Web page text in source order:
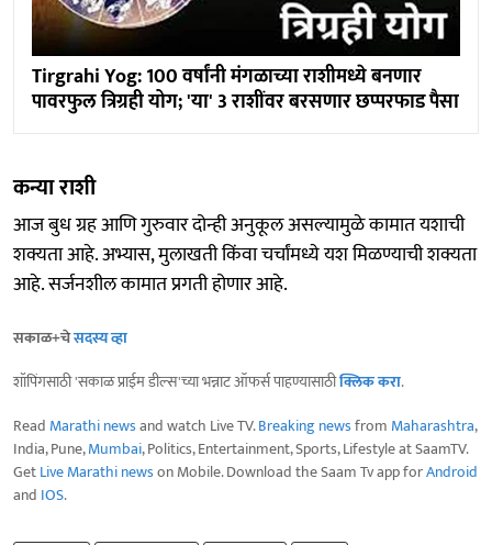
Tirgrahi Yog: 100 वर्षांनी मंगळाच्या राशीमध्ये बनणार
पावरफुल त्रिग्रही योग; 'या' 3 राशींवर बरसणार छप्परफाड पैसा
कन्या राशी
आज बुध ग्रह आणि गुरुवार दोन्ही अनुकूल असल्यामुळे कामात यशाची
शक्यता आहे. अभ्यास, मुलाखती किंवा चर्चांमध्ये यश मिळण्याची शक्यता
आहे. सर्जनशील कामात प्रगती होणार आहे.
सकाळ+चेसदस्य व्हा
शॉपिंगसाठी 'सकाळ प्राईम डील्स'च्या भन्नाट ऑफर्स पाहण्यासाठीक्लिक करा.
Read Marathi newsand watch Live TV.Breaking newsfrom Maharashtra,
India, Pune,Mumbai, Politics, Entertainment, Sports, Lifestyle at SaamTV.
GetLive Marathi newson Mobile. Download the Saam Tv app forAndroid
and IOS.